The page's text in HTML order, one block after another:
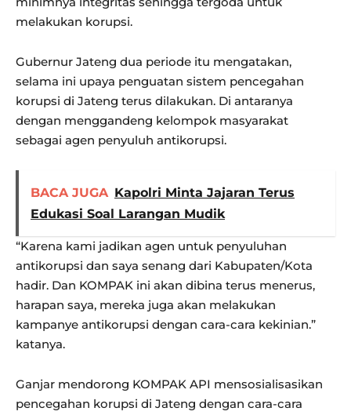
melakukan korupsi.
Gubernur Jateng dua periode itu mengatakan,
selama ini upaya penguatan sistem pencegahan
korupsi di Jateng terus dilakukan. Di antaranya
dengan menggandeng kelompok masyarakat
sebagai agen penyuluh antikorupsi.
BACA JUGA Kapolri Minta Jajaran Terus
Edukasi Soal Larangan Mudik
“Karena kami jadikan agen untuk penyuluhan
antikorupsi dan saya senang dari Kabupaten/Kota
hadir. Dan KOMPAK ini akan dibina terus menerus,
harapan saya, mereka juga akan melakukan
kampanye antikorupsi dengan cara-cara kekinian.”
katanya.
Ganjar mendorong KOMPAK API mensosialisasikan
pencegahan korupsi di Jateng dengan cara-cara